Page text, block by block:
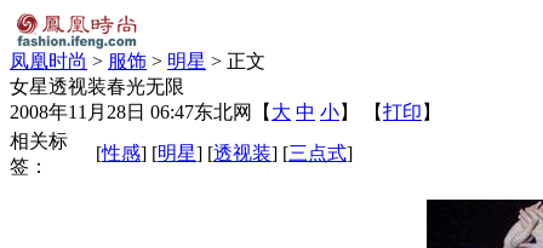
凤凰时尚 > 服饰 > 明星 > 正文
女星透视装春光无限
2008年11月28日 06:47东北网 【 大 中 小】 【打印 】
相关标
签：
[性感] [明星] [透视装] [三点式]